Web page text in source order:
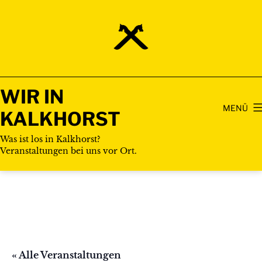
WIR IN
KALKHORST
Was ist los in Kalkhorst?
Veranstaltungen bei uns vor Ort.
MENÜ
« Alle Veranstaltungen